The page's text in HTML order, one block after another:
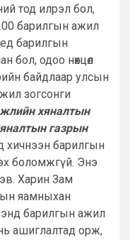
тод илрэл бол,
барилгын ажил
барилгын
бол, одоо нөхцөл
байдлаар улсын
зогсонги
хяналтын
газрын
барилгын
боломжгүй. Энэ
Харин Зам
яамныхан
барилгын ажил
ашиглалтад орж,